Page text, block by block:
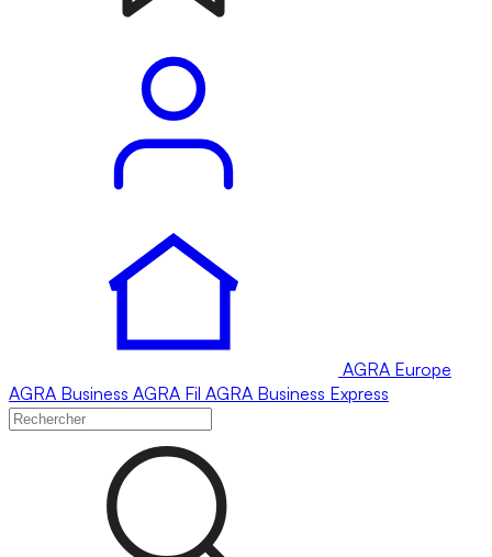
AGRA Europe
AGRA Business AGRA Fil AGRA Business Express